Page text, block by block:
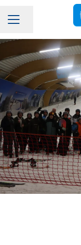
Carrièremenu
Pagina delen